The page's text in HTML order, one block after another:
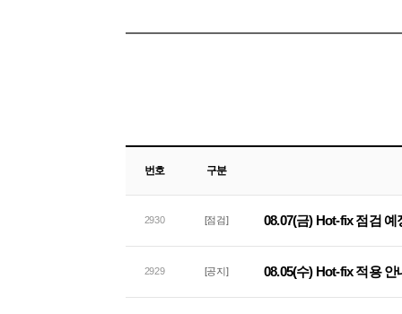
번호 구분
2930 [점검] 08.07(금) Hot-fix 점검 예
2929 [공지] 08.05(수) Hot-fix 적용 안